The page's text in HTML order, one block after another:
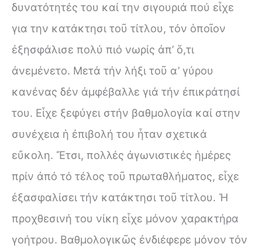
δυνατότητές του καί την σιγουριά πού εἶχε
για την κατάκτησι τοῦ τίτλου, τόν ὁποῖον
ἐξησφάλισε πολύ πιό νωρίς ἀπ’ ὅ,τι
ἀνεμένετο. Μετά τήν λήξι τοῦ α’ γύρου
κανένας δέν ἀμφέβαλλε γιά τήν ἐπικράτησί
του. Εἶχε ξεφύγει στήν βαθμολογία καί στην
συνέχεια ἡ ἐπιβολή του ἦταν σχετικά
εὔκολη. Ἔτσι, πολλές ἀγωνιστικές ἡμέρες
πρίν ἀπό τό τέλος τοῦ πρωταθλήματος, εἶχε
ἐξασφαλίσει τήν κατάκτησι τοῦ τίτλου. Ἡ
προχθεσινή του νίκη εἶχε μόνον χαρακτήρα
γοήτρου. Βαθμολογικῶς ἐνδιέφερε μόνον τόν